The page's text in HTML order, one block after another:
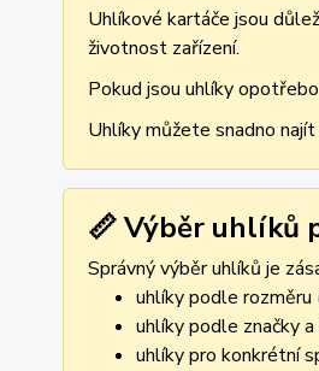
Uhlíkové kartáče jsou
životnost zařízení.
Pokud jsou uhlíky
Uhlíky můžete snadno
📏 Výběr uhlíků
Správný výběr uhlíků je
uhlíky podle
uhlíky podle značky
uhlíky pro konkrétní